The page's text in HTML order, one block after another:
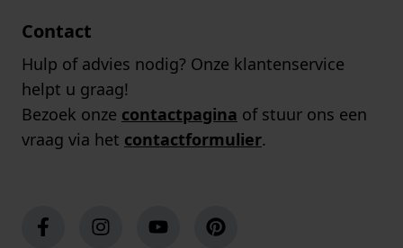
Contact
Hulp of advies nodig? Onze klantenservice
helpt u graag!
Bezoek onze contactpagina of stuur ons een
vraag via het contactformulier.